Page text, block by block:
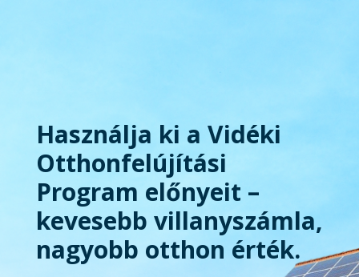
Használja ki a Vidéki
Otthonfelújítási
Program előnyeit –
kevesebb villanyszámla,
nagyobb otthon érték.